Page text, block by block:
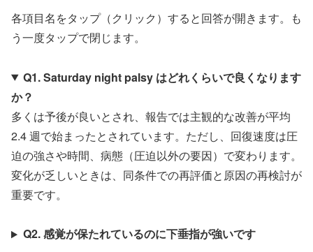
各項目名をタップ（クリック）すると回答が開きます。も
う一度タップで閉じます。
Q1. Saturday night palsy はどれくらいで良くなります
か？
多くは予後が良いとされ、報告では主観的な改善が平均
2.4 週で始まったとされています。ただし、回復速度は圧
迫の強さや時間、病態（圧迫以外の要因）で変わります。
変化が乏しいときは、同条件での再評価と原因の再検討が
重要です。
Q2. 感覚が保たれているのに下垂指が強いです